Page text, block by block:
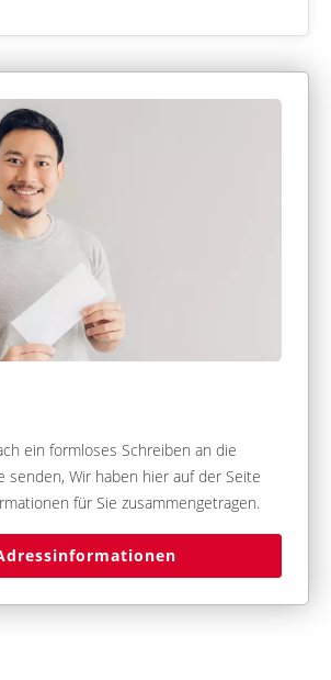
ein formloses Schreiben an die
senden, Wir haben hier auf der Seite
für Sie zusammengetragen.